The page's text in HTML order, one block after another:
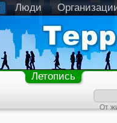
Люди
Летопись
От